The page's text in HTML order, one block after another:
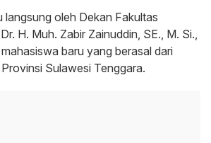
langsung oleh Dekan Fakultas
H. Muh. Zabir Zainuddin, SE., M. Si.,
baru yang berasal dari
Sulawesi Tenggara.